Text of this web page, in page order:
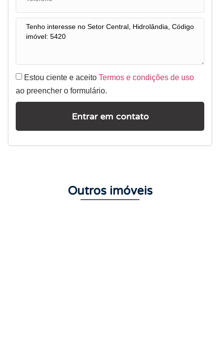
Estou ciente e aceito Termos e condições de uso
ao preencher o formulário.
Entrar em contato
Outros imóveis